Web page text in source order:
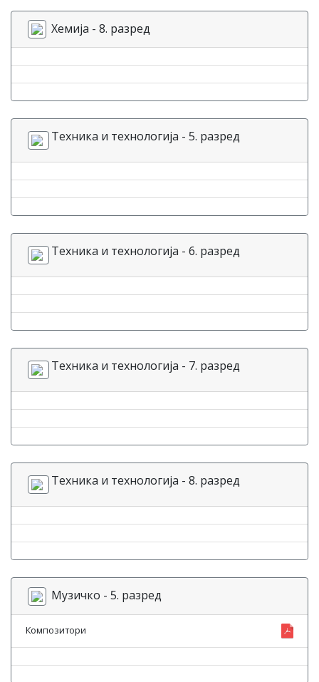
Хемија - 8. разред
Техника и технологија - 5. разред
Техника и технологија - 6. разред
Техника и технологија - 7. разред
Техника и технологија - 8. разред
Музичко - 5. разред
Композитори